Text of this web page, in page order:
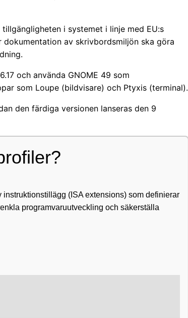
i systemet i linje med EU:s
av skrivbordsmiljön ska göra
och använda GNOME 49 som
som Loupe (bildvisare) och Ptyxis (terminal).
den färdiga versionen lanseras den 9
(ISA extensions) som definierar
programvaruutveckling och säkerställa